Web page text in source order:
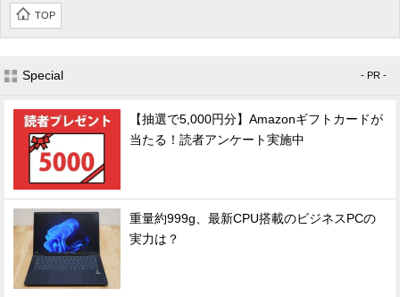
TOP
Special - PR -
【抽選で5,000円分】Amazonギフトカードが
当たる！読者アンケート実施中
重量約999g、最新CPU搭載のビジネスPCの
実力は？